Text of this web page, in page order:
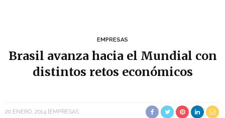
EMPRESAS
Brasil avanza hacia el Mundial con
distintos retos económicos
20 ENERO, 2014 EMPRESAS